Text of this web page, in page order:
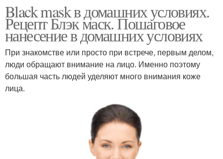
Black mask в домашних условиях.
Рецепт Блэк маск. Пошаговое
нанесение в домашних условиях
При знакомстве или просто при встрече, первым делом,
люди обращают внимание на лицо. Именно поэтому
большая часть людей уделяют много внимания коже
лица.